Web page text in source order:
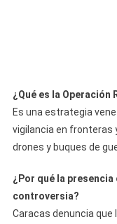
¿Qué es la Operación
Es una estrategia
vigilancia en fronteras
drones y buques de
¿Por qué la
controversia?
Caracas denuncia que